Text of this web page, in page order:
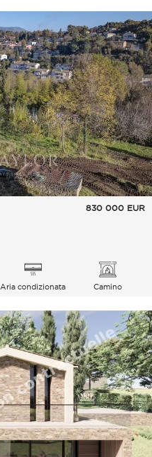
830 000 EUR
Aria condizionata Camino